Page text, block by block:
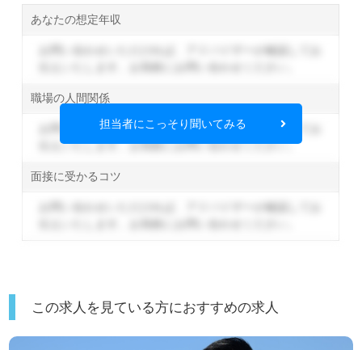
あなたの想定年収
職場の人間関係
お問い合わせいただければ、アドバイザーが確認してお
伝えいたします。お気軽にお問い合わせください。
面接に受かるコツ
担当者にこっそり聞いてみる
この求人を見ている方におすすめの求人